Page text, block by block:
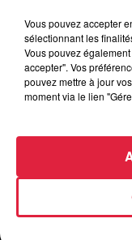
Vous pouvez accepter
sélectionnant les
Vous pouvez
accepter". Vos
pouvez mettre à jour
moment via le lien